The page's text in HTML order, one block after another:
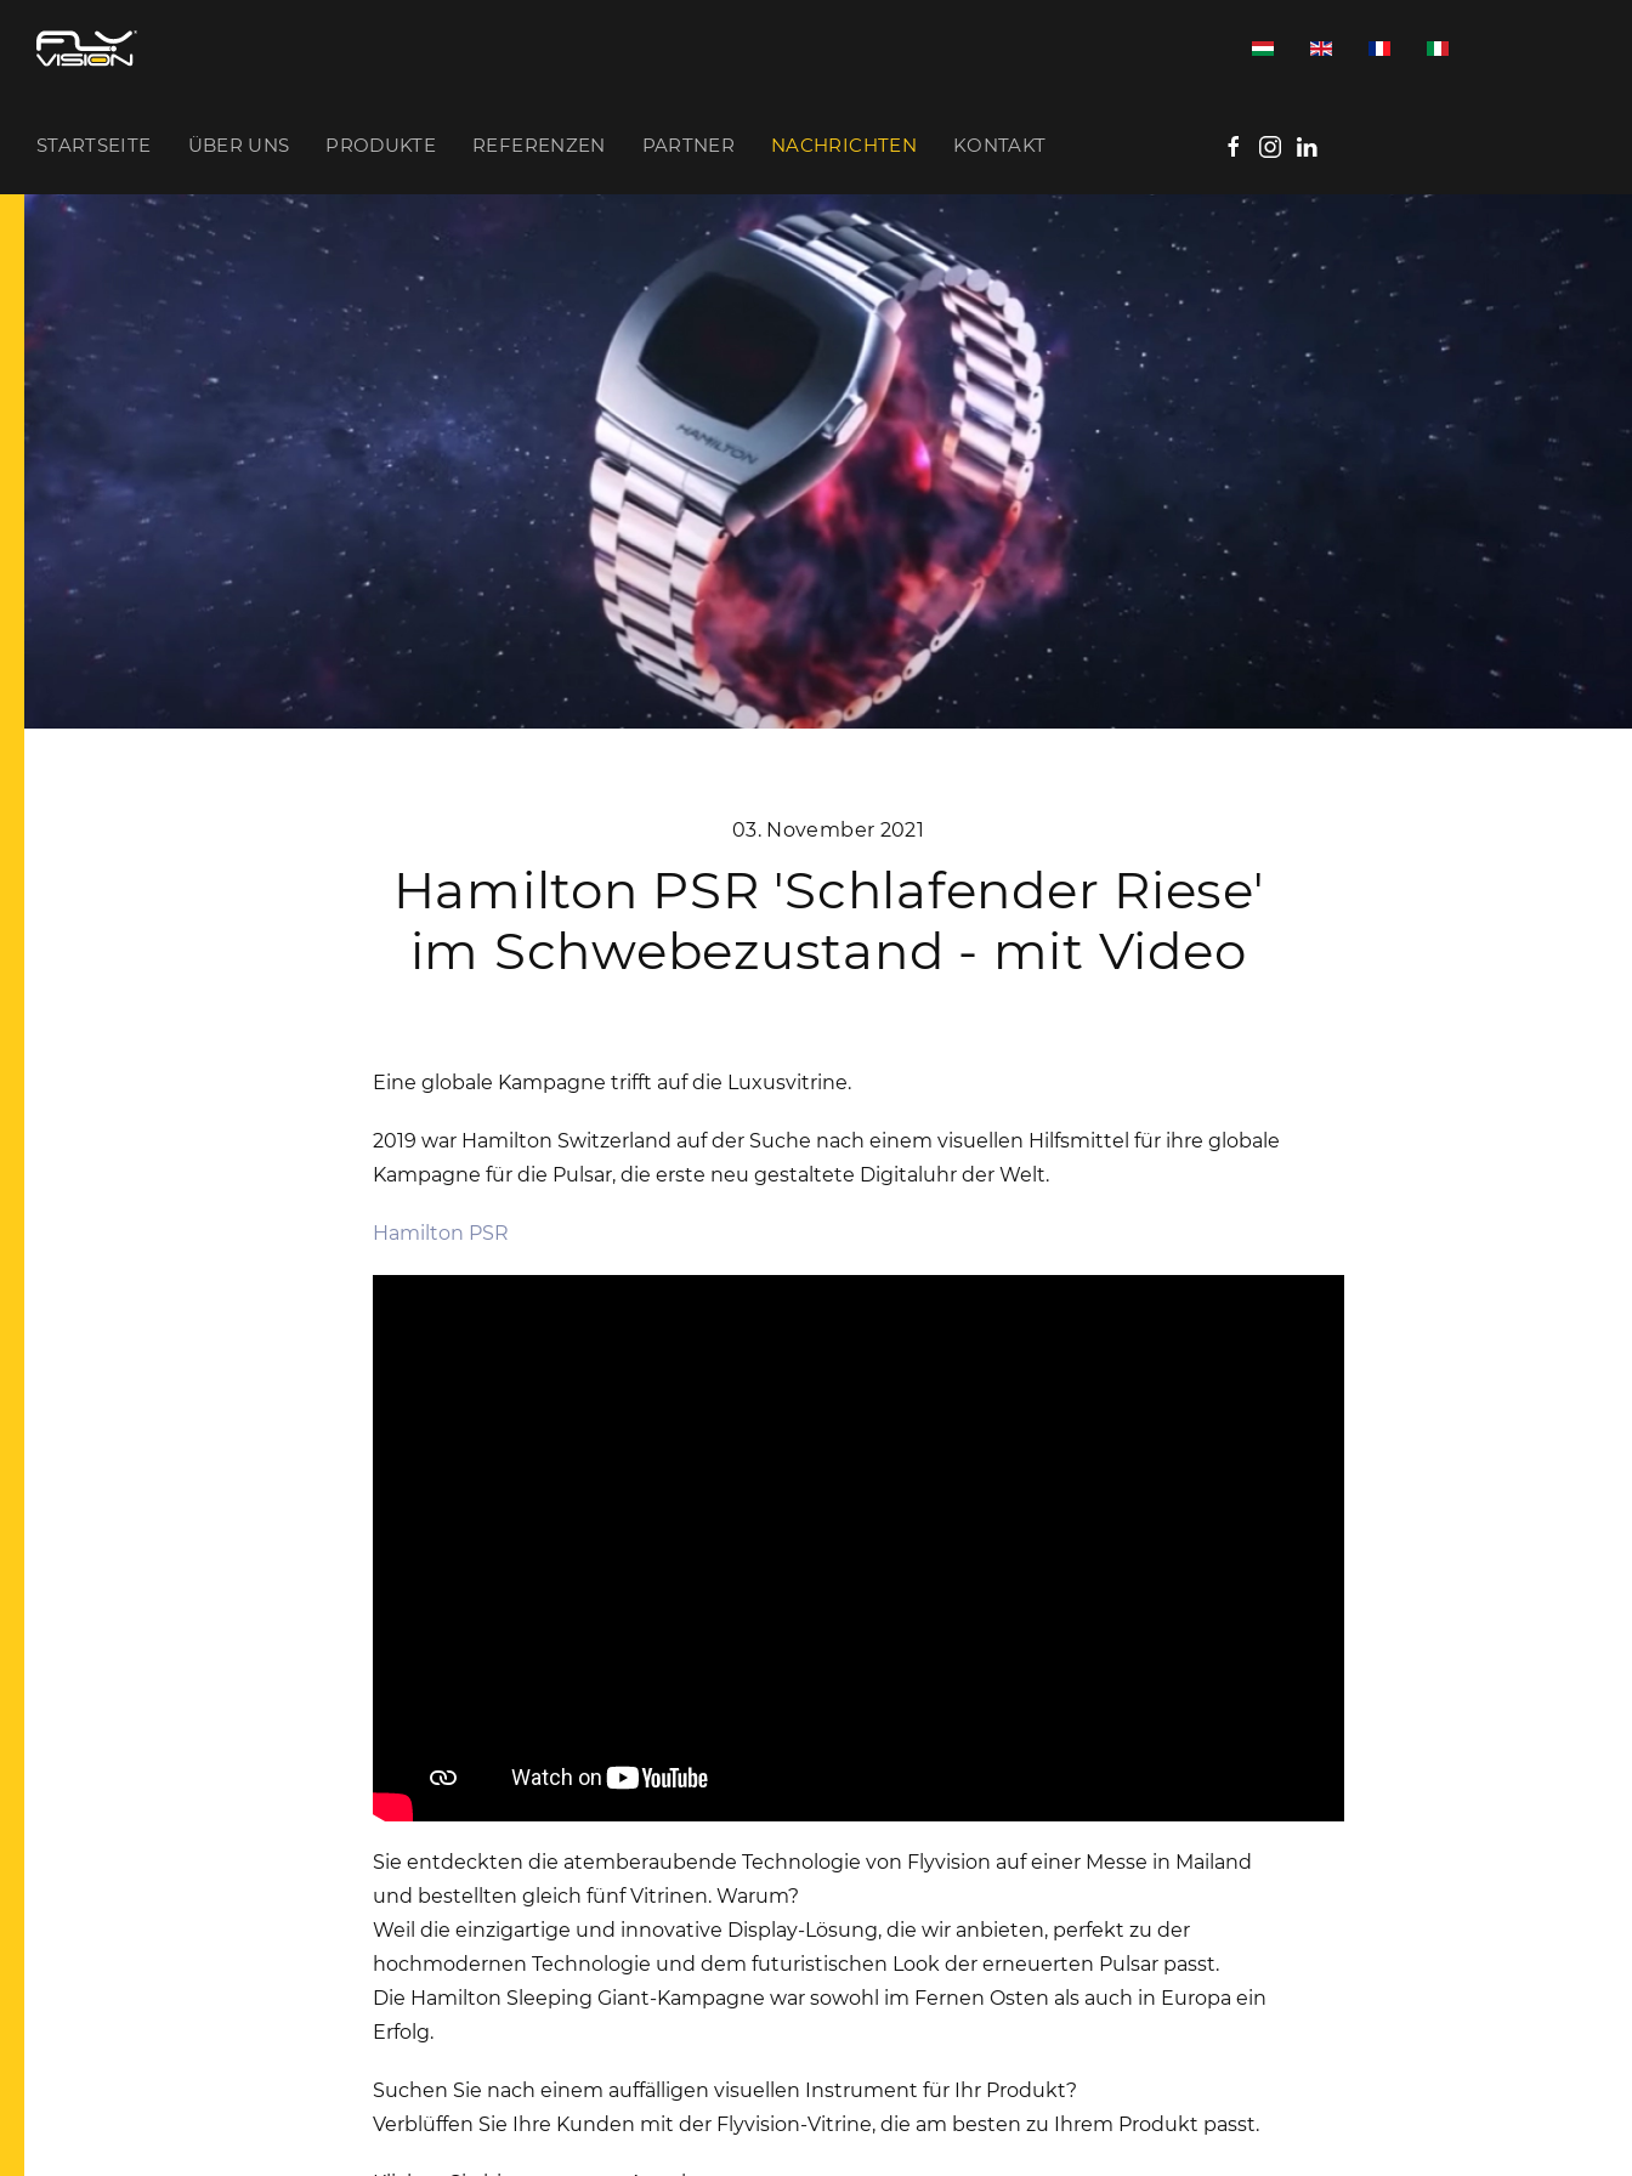
STARTSEITE ÜBER UNS PRODUKTE REFERENZEN PARTNER NACHRICHTEN KONTAKT
03. November 2021
Hamilton PSR 'Schlafender Riese'
im Schwebezustand - mit Video
Eine globale Kampagne trifft auf die Luxusvitrine.
2019 war Hamilton Switzerland auf der Suche nach einem visuellen Hilfsmittel für ihre globale
Kampagne für die Pulsar, die erste neu gestaltete Digitaluhr der Welt.
Hamilton PSR
Sie entdeckten die atemberaubende Technologie von Flyvision auf einer Messe in Mailand
und bestellten gleich fünf Vitrinen. Warum?
Weil die einzigartige und innovative Display-Lösung, die wir anbieten, perfekt zu der
hochmodernen Technologie und dem futuristischen Look der erneuerten Pulsar passt.
Die Hamilton Sleeping Giant-Kampagne war sowohl im Fernen Osten als auch in Europa ein
Erfolg.
Suchen Sie nach einem auffälligen visuellen Instrument für Ihr Produkt?
Verblüffen Sie Ihre Kunden mit der Flyvision-Vitrine, die am besten zu Ihrem Produkt passt.